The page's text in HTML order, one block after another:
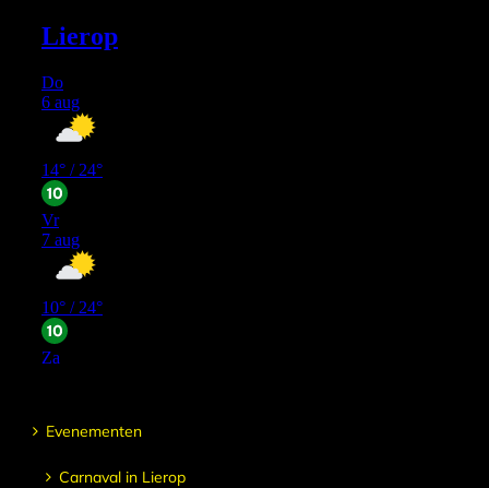
Evenementen
Carnaval in Lierop